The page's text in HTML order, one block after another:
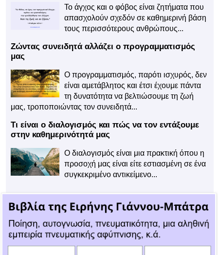
Το άγχος και ο φόβος είναι ζητήματα που
απασχολούν σχεδόν σε καθημερινή βάση
τους περισσότερους ανθρώπους...
Ζώντας συνειδητά αλλάζει ο προγραμματισμός
μας
Ο προγραμματισμός, παρότι ισχυρός, δεν
είναι αμετάβλητος και έτσι έχουμε πάντα
τη δυνατότητα να βελτιώσουμε τη ζωή
μας, τροποποιώντας τον συνειδητά...
Τι είναι ο διαλογισμός και πώς να τον εντάξουμε
στην καθημερινότητά μας
Ο διαλογισμός είναι μια πρακτική όπου η
προσοχή μας είναι είτε εστιασμένη σε ένα
συγκεκριμένο αντικείμενο...